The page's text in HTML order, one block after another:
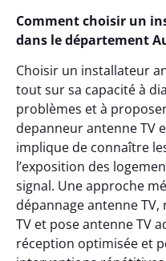
Comment choisir un
dans le département
Choisir un installateur
tout sur sa capacité à
problèmes et à
depanneur antenne TV
implique de connaître
l’exposition des
signal. Une approche
dépannage antenne
TV et pose antenne TV
réception optimisée et